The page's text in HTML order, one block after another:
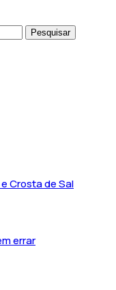
Crosta de Sal
errar